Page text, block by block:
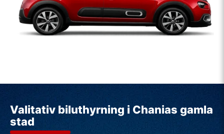
Valitativ biluthyrning i Chanias gamla
stad